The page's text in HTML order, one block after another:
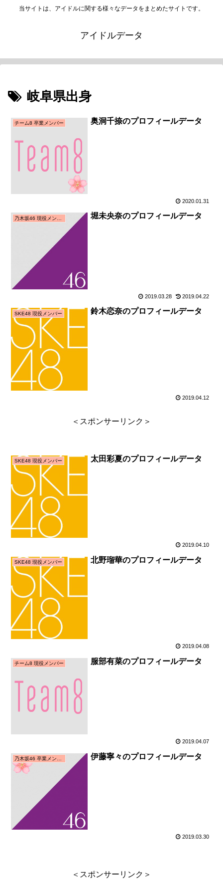
当サイトは、アイドルに関する様々なデータをまとめたサイトです。
アイドルデータ
岐阜県出身
チーム8 卒業メンバー 奥洞千捺のプロフィールデータ
2020.01.31
堀未央奈のプロフィールデータ
2019.03.28 2019.04.22
SKE48 現役メンバー 鈴木恋奈のプロフィールデータ
2019.04.12
＜スポンサーリンク＞
SKE48 現役メンバー 太田彩夏のプロフィールデータ
2019.04.10
SKE48 現役メンバー 北野瑠華のプロフィールデータ
2019.04.08
チーム8 現役メンバー 服部有菜のプロフィールデータ
2019.04.07
伊藤寧々のプロフィールデータ
2019.03.30
＜スポンサーリンク＞